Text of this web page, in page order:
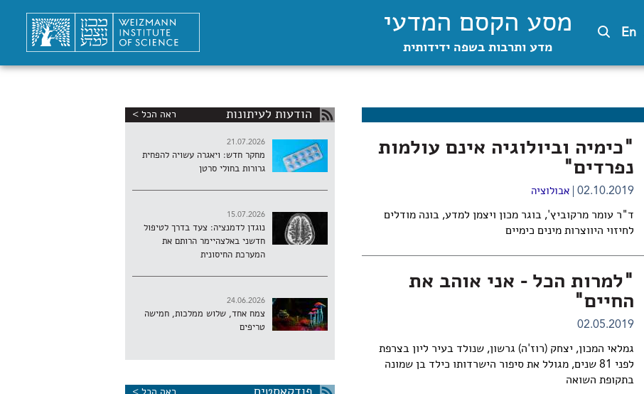
En מסע הקסם המדעי
מדע ותרבות בשפה ידידותית
"כימיה וביולוגיה אינם עולמות
נפרדים"
02.10.2019 אבולוציה
ד"ר עומר מרקוביץ', בוגר מכון ויצמן למדע, בונה מודלים
לחיזוי היווצרות מינים כימיים
"למרות הכל - אני אוהב את
החיים"
02.05.2019
גמלאי המכון, יצחק (רוז'ה) גרשון, שנולד בעיר ליון בצרפת
לפני 81 שנים, מגולל את סיפור הישרדותו כילד בן שמונה
בתקופת השואה
הודעות לעיתונות ראה הכל >
21.07.2026
מחקר חדש: ויאגרה עשויה להפחית
גרורות בחולי סרטן
15.07.2026
נוגדן לדמנציה: צעד בדרך לטיפול
חדשני באלצהיימר הרותם את
המערכת החיסונית
24.06.2026
צמח אחד, שלוש ממלכות, חמישה
טריפים
ראה הכל >